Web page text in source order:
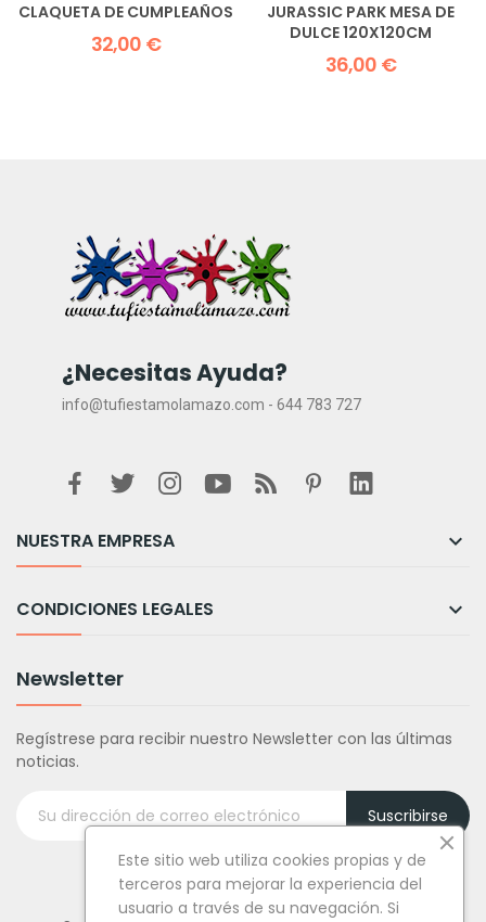
CLAQUETA DE CUMPLEAÑOS
32,00 €
JURASSIC PARK MESA DE
DULCE 120X120CM
36,00 €
¿Necesitas Ayuda?
info@tufiestamolamazo.com - 644 783 727
NUESTRA EMPRESA 
CONDICIONES LEGALES 
Newsletter
Regístrese para recibir nuestro Newsletter con las últimas
noticias.
Suscribirse
Este sitio web utiliza cookies propias y de
terceros para mejorar la experiencia del
usuario a través de su navegación. Si